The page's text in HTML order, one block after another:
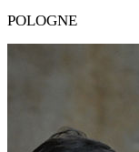
POLOGNE